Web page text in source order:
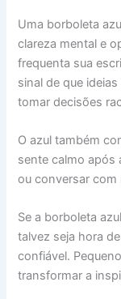
Uma borboleta
clareza mental e
frequenta sua
sinal de que
tomar decisões
O azul também
sente calmo após
ou conversar com
Se a borboleta
talvez seja hora
confiável.
transformar a